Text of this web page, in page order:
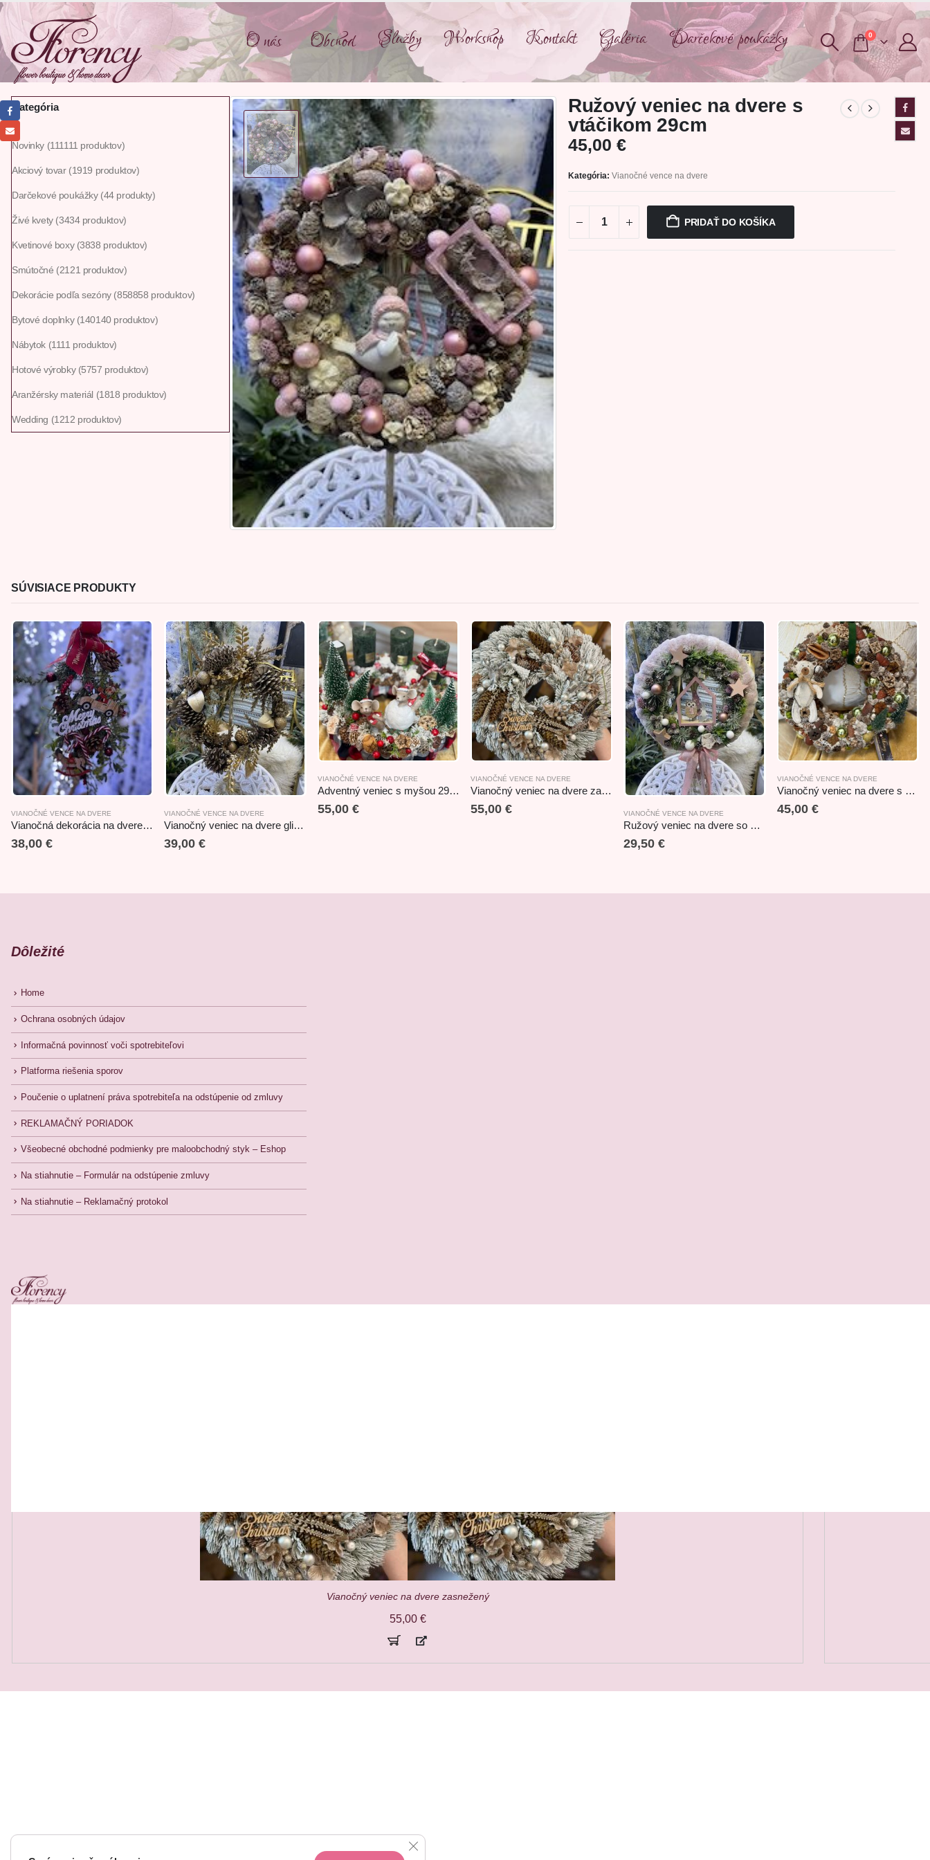
O nás Obchod Služby Workshop Kontakt Galéria Darčekové poukážky 0
Ružový veniec na dvere s
vtáčikom 29cm
45,00 €
Kategória: Vianočné vence na dvere
PRIDAŤ DO KOŠÍKA
Kategória
Novinky 111111 produktov
Akciový tovar 1919 produktov
Darčekové poukážky 44 produkty
Živé kvety 3434 produktov
Kvetinové boxy 3838 produktov
Smútočné 21 21 produktov
Dekorácie podľa sezóny 858858 produktov
Bytové doplnky 140140 produktov
Nábytok 1111 produktov
Hotové výrobky 5757 produktov
Aranžérsky materiál 1818 produktov
Wedding 1212 produktov
SÚVISIACE PRODUKTY
VIANOČNÉ VENCE NA DVERE
Vianočná dekorácia na dvere 25x70cm
38,00 €
VIANOČNÉ VENCE NA DVERE
Vianočný veniec na dvere glitrovaný 42cm
39,00€
VIANOČNÉ VENCE NA DVERE
Adventný veniec s myšou 29x16cm
55,00 €
VIANOČNÉ VENCE NA DVERE
Vianočný veniec na dvere zasnežený
55,00 € VIANOČNÉ VENCE NA DVERE
Ružový veniec na dvere so sovičkou 32cm
29,50€
VIANOČNÉ VENCE NA DVERE
Vianočný veniec na dvere s dreveným mackom 27cm
45,00 €
Dôležité
Home
Ochrana osobných údajov
Informačná povinnosť voči spotrebiteľovi
Platforma riešenia sporov
Poučenie o uplatnení práva spotrebiteľa na odstúpenie od zmluvy
REKLAMAČNÝ PORIADOK
Všeobecné obchodné podmienky pre maloobchodný styk – Eshop
Na stiahnutie – Formulár na odstúpenie zmluvy
Na stiahnutie – Reklamačný protokol
Vianočný veniec na dvere zasnežený
55,00 €
Close GDPR Cookie Banner